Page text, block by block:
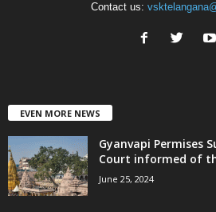
Contact us:
EVEN MORE NEWS
Gyanvapi Permises
Court informed of
June 25, 2024